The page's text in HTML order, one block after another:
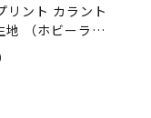
リント カラント
地 （ホビーラホ
ジナル）2025ES